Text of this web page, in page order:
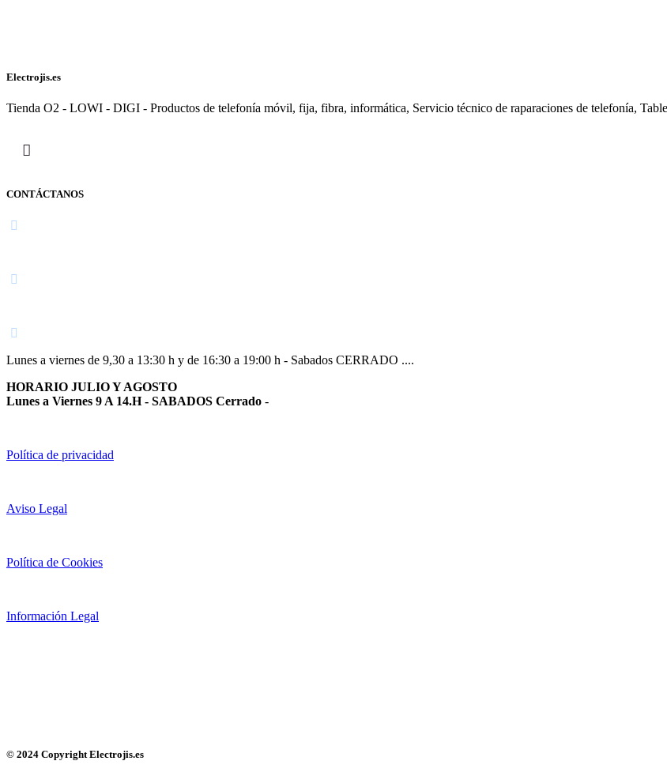
Electrojis.es
Tienda O2 - LOWI - DIGI - Productos de telefonía móvil, fija, fibra, informática, Servicio técnico de raparaciones de telefonía,
CONTÁCTANOS
Lunes a viernes de 9,30 a 13:30 h y de 16:30 a 19:00 h - Sabados CERRADO ....
HORARIO JULIO Y AGOSTO
Lunes a Viernes 9 A 14.H - SABADOS Cerrado -
Política de privacidad
Aviso Legal
Política de Cookies
Información Legal
© 2024 Copyright Electrojis.es